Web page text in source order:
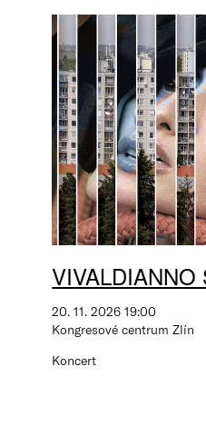
VIVALDIANNO
20. 11. 2026 19:00
Kongresové centrum Zlín
Koncert